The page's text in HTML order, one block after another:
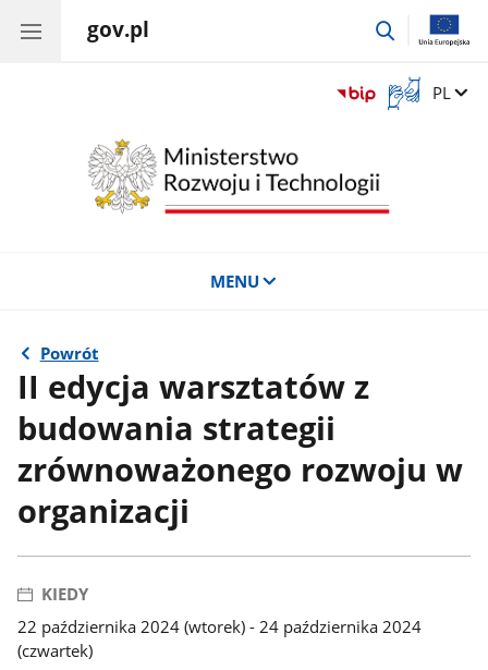
gov.pl
przejdź
Otwórz
okno
migowego
Zmień
PL
MENU
Powrót
II edycja warsztatów z
budowania strategii
zrównoważonego rozwoju w
organizacji
KIEDY
22 października 2024 (wtorek) - 24 października 2024
(czwartek)